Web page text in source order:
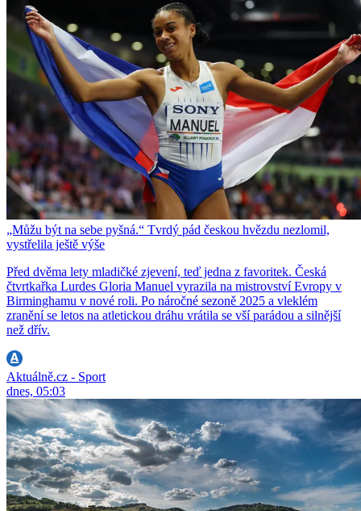
„Můžu být na sebe pyšná.“ Tvrdý pád českou hvězdu nezlomil,
vystřelila ještě výše
Před dvěma lety mladičké zjevení, teď jedna z favoritek. Česká
čtvrtkařka Lurdes Gloria Manuel vyrazila na mistrovství Evropy v
Birminghamu v nové roli. Po náročné sezoně 2025 a vleklém
zranění se letos na atletickou dráhu vrátila se vší parádou a silnější
než dřív.
Aktuálně.cz - Sport
dnes, 05:03